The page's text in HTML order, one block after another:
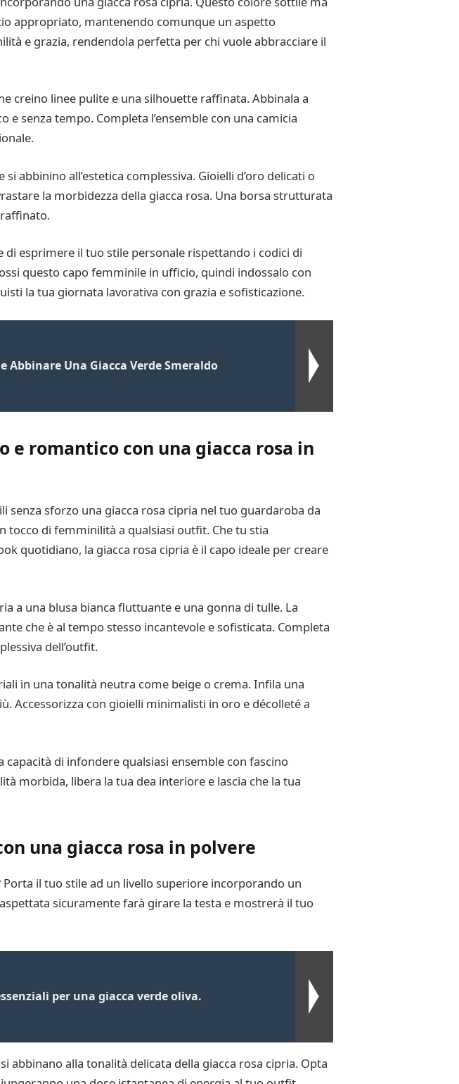
appropriato, mantenendo comunque un aspetto
e grazia, rendendola perfetta per chi vuole abbracciare il
creino linee pulite e una silhouette raffinata. Abbinala a
senza tempo. Completa l’ensemble con una camicia
abbinino all’estetica complessiva. Gioielli d’oro delicati o
la morbidezza della giacca rosa. Una borsa strutturata
esprimere il tuo stile personale rispettando i codici di
questo capo femminile in ufficio, quindi indossalo con
la tua giornata lavorativa con grazia e sofisticazione.
Abbinare Una Giacca Verde Smeraldo
e romantico con una giacca rosa in
sforzo una giacca rosa cipria nel tuo guardaroba da
tocco di femminilità a qualsiasi outfit. Che tu stia
quotidiano, la giacca rosa cipria è il capo ideale per creare
a una blusa bianca fluttuante e una gonna di tulle. La
che è al tempo stesso incantevole e sofisticata. Completa
dell’outfit.
in una tonalità neutra come beige o crema. Infila una
Accessorizza con gioielli minimalisti in oro e décolleté a
capacità di infondere qualsiasi ensemble con fascino
morbida, libera la tua dea interiore e lascia che la tua
una giacca rosa in polvere
il tuo stile ad un livello superiore incorporando un
sicuramente farà girare la testa e mostrerà il tuo
per una giacca verde oliva.
abbinano alla tonalità delicata della giacca rosa cipria. Opta